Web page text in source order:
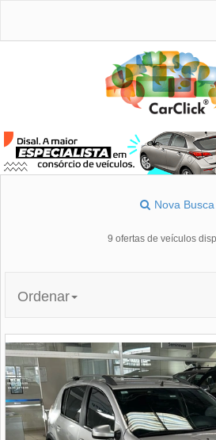
Nova Busca
9 ofertas de veículos
Ordenar